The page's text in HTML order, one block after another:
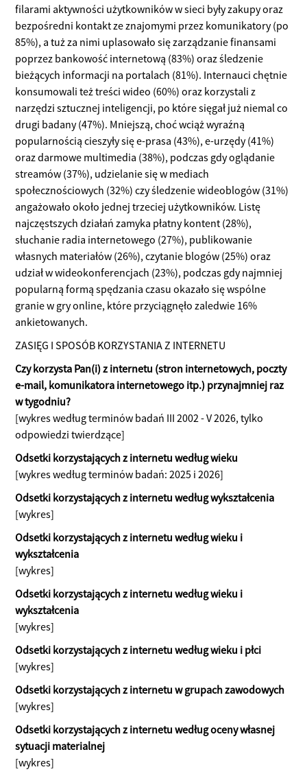
filarami aktywności użytkowników w sieci były zakupy oraz
bezpośredni kontakt ze znajomymi przez komunikatory (po
85%), a tuż za nimi uplasowało się zarządzanie finansami
poprzez bankowość internetową (83%) oraz śledzenie
bieżących informacji na portalach (81%). Internauci chętnie
konsumowali też treści wideo (60%) oraz korzystali z
narzędzi sztucznej inteligencji, po które sięgał już niemal co
drugi badany (47%). Mniejszą, choć wciąż wyraźną
popularnością cieszyły się e-prasa (43%), e-urzędy (41%)
oraz darmowe multimedia (38%), podczas gdy oglądanie
streamów (37%), udzielanie się w mediach
społecznościowych (32%) czy śledzenie wideoblogów (31%)
angażowało około jednej trzeciej użytkowników. Listę
najczęstszych działań zamyka płatny kontent (28%),
słuchanie radia internetowego (27%), publikowanie
własnych materiałów (26%), czytanie blogów (25%) oraz
udział w wideokonferencjach (23%), podczas gdy najmniej
popularną formą spędzania czasu okazało się wspólne
granie w gry online, które przyciągnęło zaledwie 16%
ankietowanych.
ZASIĘG I SPOSÓB KORZYSTANIA Z INTERNETU
Czy korzysta Pan(i) z internetu (stron internetowych, poczty
e-mail, komunikatora internetowego itp.) przynajmniej raz
w tygodniu?
[wykres według terminów badań III 2002 - V 2026, tylko
odpowiedzi twierdzące]
Odsetki korzystających z internetu według wieku
[wykres według terminów badań: 2025 i 2026]
Odsetki korzystających z internetu według wykształcenia
[wykres]
Odsetki korzystających z internetu według wieku i
wykształcenia
[wykres]
Odsetki korzystających z internetu według wieku i
wykształcenia
[wykres]
Odsetki korzystających z internetu według wieku i płci
[wykres]
Odsetki korzystających z internetu w grupach zawodowych
[wykres]
Odsetki korzystających z internetu według oceny własnej
sytuacji materialnej
[wykres]